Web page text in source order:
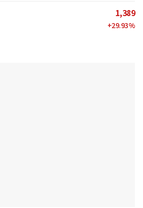
1,389
+29.93%